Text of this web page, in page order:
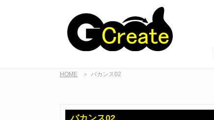
HOME > バカンス02
バカンス02